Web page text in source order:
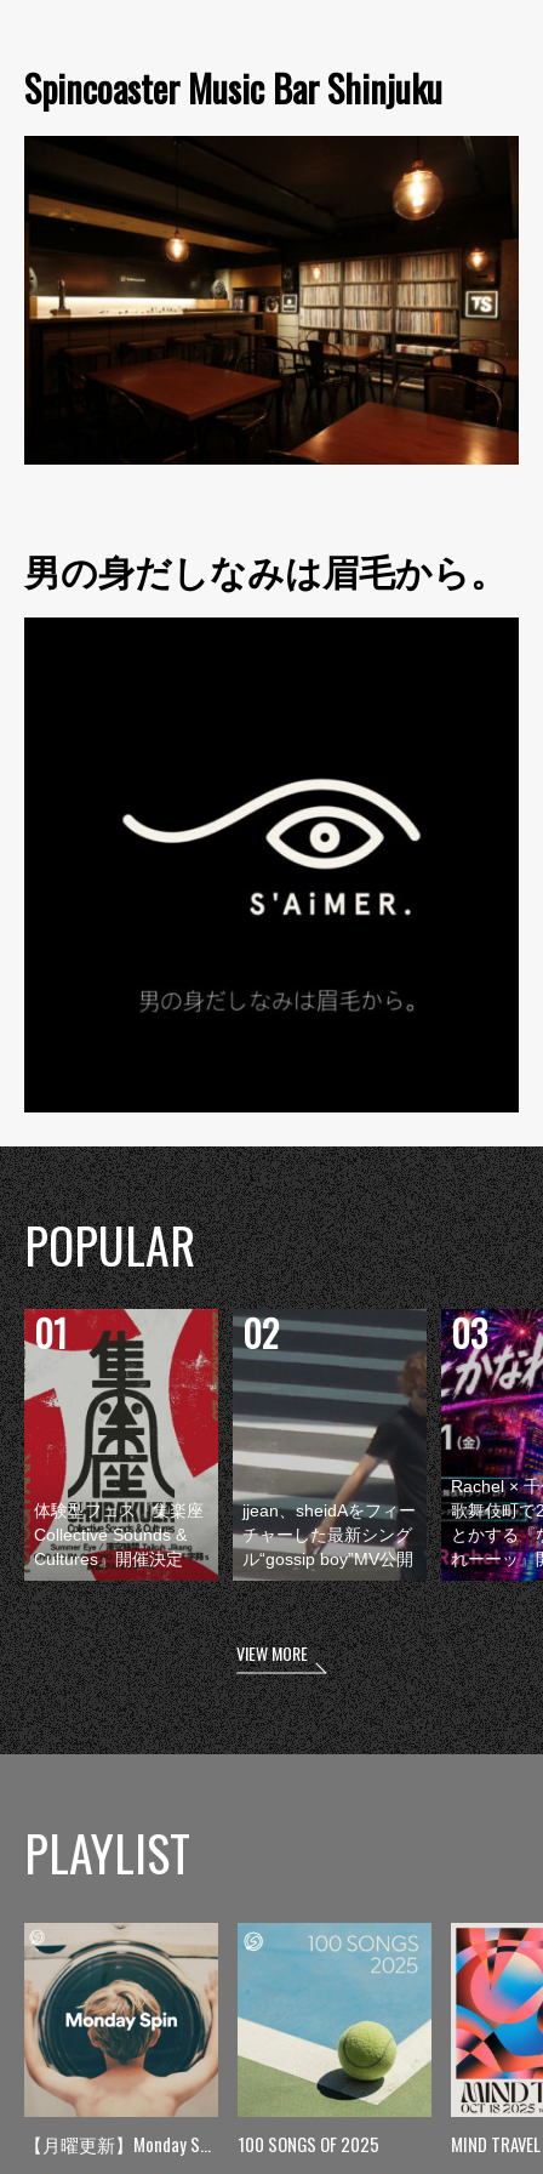
Spincoaster Music Bar Shinjuku
男の身だしなみは眉毛から。
POPULAR
体験型フェス『集楽座
Collective Sounds &
Cultures』開催決定
jjean、sheidAをフィー
チャーした最新シング
ル“gossip boy”MV公開
Rachel ×
歌舞伎町で
とかする『
れーーッ』
VIEW MORE
PLAYLIST
【月曜更新】Monday Spin 100 SONGS OF 2025 MIND TRAVEL